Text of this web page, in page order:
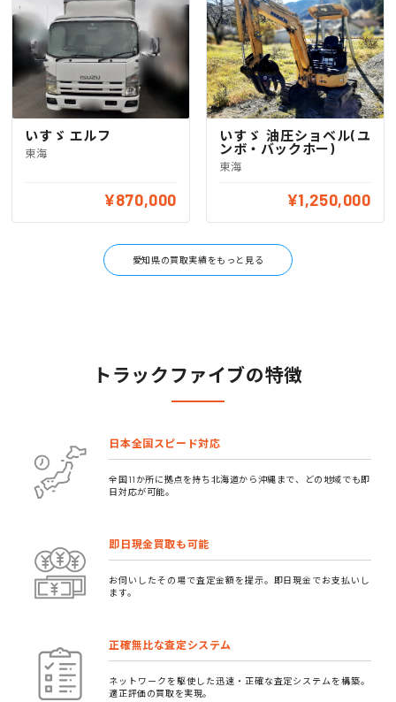
いすゞ エルフ
東海
¥870,000
いすゞ 油圧ショベル(ユ
ンボ・バックホー)
東海
¥1,250,000
愛知県の買取実績をもっと見る
トラックファイブの特徴
日本全国スピード対応
全国11か所に拠点を持ち北海道から沖縄まで、どの地域でも即
日対応が可能。
即日現金買取も可能
お伺いしたその場で査定金額を提示。即日現金でお支払いし
ます。
正確無比な査定システム
ネットワークを駆使した迅速・正確な査定システムを構築。
適正評価の買取を実現。